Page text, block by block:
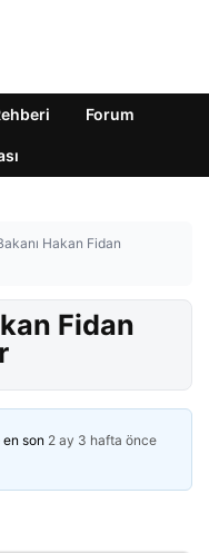
Forum
Hakan Fidan
Fidan
son 2 ay 3 hafta önce